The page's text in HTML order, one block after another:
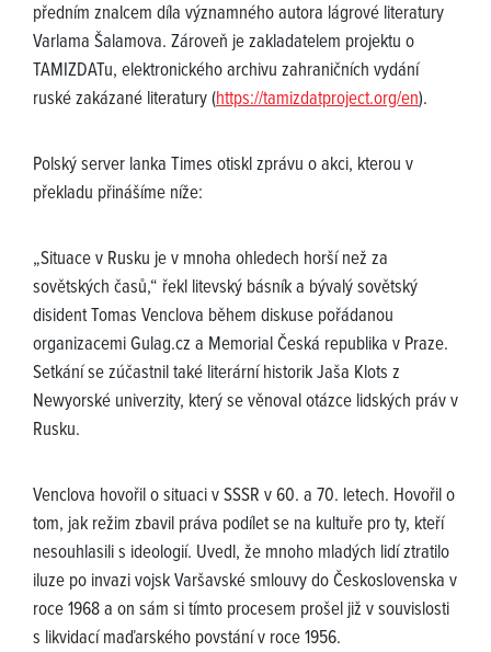
předním znalcem díla významného autora lágrové literatury
Varlama Šalamova. Zároveň je zakladatelem projektu o
TAMIZDATu, elektronického archivu zahraničních vydání
ruské zakázané literatury (https://tamizdatproject.org/en).
Polský server lanka Times otiskl zprávu o akci, kterou v
překladu přinášíme níže:
„Situace v Rusku je v mnoha ohledech horší než za
sovětských časů,“ řekl litevský básník a bývalý sovětský
disident Tomas Venclova během diskuse pořádanou
organizacemi Gulag.cz a Memorial Česká republika v Praze.
Setkání se zúčastnil také literární historik Jaša Klots z
Newyorské univerzity, který se věnoval otázce lidských práv v
Rusku.
Venclova hovořil o situaci v SSSR v 60. a 70. letech. Hovořil o
tom, jak režim zbavil práva podílet se na kultuře pro ty, kteří
nesouhlasili s ideologií. Uvedl, že mnoho mladých lidí ztratilo
iluze po invazi vojsk Varšavské smlouvy do Československa v
roce 1968 a on sám si tímto procesem prošel již v souvislosti
s likvidací maďarského povstání v roce 1956.